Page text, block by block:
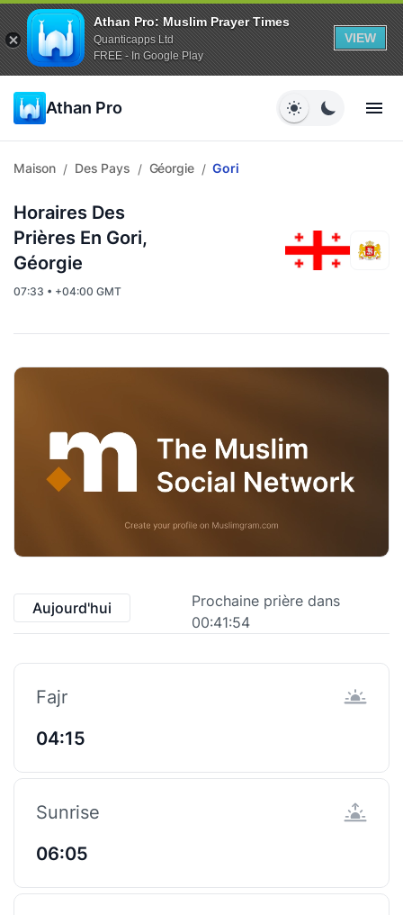
Athan Pro: Muslim Prayer Times
Quanticapps Ltd
FREE - In Google Play
VIEW
Athan Pro
Maison / Des Pays / Géorgie / Gori
Horaires Des
Prières En Gori,
Géorgie
07:33 • +04:00 GMT
Aujourd'hui
Prochaine prière dans
00:41:54
Fajr
04:15
Sunrise
06:05